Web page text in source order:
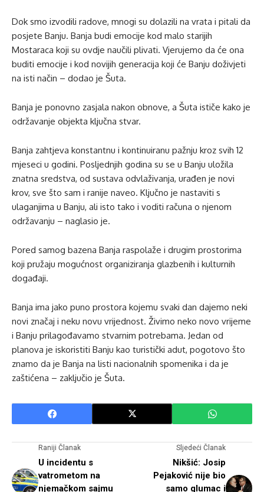
Dok smo izvodili radove, mnogi su dolazili na vrata i pitali da
posjete Banju. Banja budi emocije kod malo starijih
Mostaraca koji su ovdje naučili plivati. Vjerujemo da će ona
buditi emocije i kod novijih generacija koji će Banju doživjeti
na isti način – dodao je Šuta.
Banja je ponovno zasjala nakon obnove, a Šuta ističe kako je
održavanje objekta ključna stvar.
Banja zahtjeva konstantnu i kontinuiranu pažnju kroz svih 12
mjeseci u godini. Posljednjih godina su se u Banju uložila
znatna sredstva, od sustava odvlaživanja, urađen je novi
krov, sve što sam i ranije naveo. Ključno je nastaviti s
ulaganjima u Banju, ali isto tako i voditi računa o njenom
održavanju – naglasio je.
Pored samog bazena Banja raspolaže i drugim prostorima
koji pružaju mogućnost organiziranja glazbenih i kulturnih
događaji.
Banja ima jako puno prostora kojemu svaki dan dajemo neki
novi značaj i neku novu vrijednost. Živimo neko novo vrijeme
i Banju prilagođavamo stvarnim potrebama. Jedan od
planova je iskoristiti Banju kao turistički adut, pogotovo što
znamo da je Banja na listi nacionalnih spomenika i da je
zaštićena – zaključio je Šuta.
Raniji Članak
U incidentu s
vatrometom na
njemačkom sajmu
Sljedeći Članak
Nikšić: Josip
Pejaković nije bio
samo glumac i